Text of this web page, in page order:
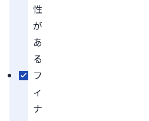
性
が
あ
る
フ
ィ
ナ